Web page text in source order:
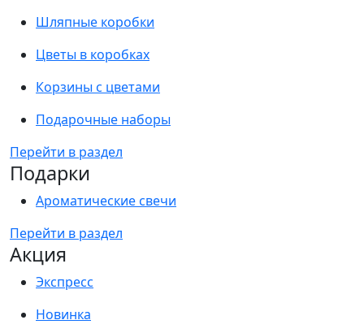
Шляпные коробки
Цветы в коробках
Корзины с цветами
Подарочные наборы
Перейти в раздел
Подарки
Ароматические свечи
Перейти в раздел
Акция
Экспресс
Новинка